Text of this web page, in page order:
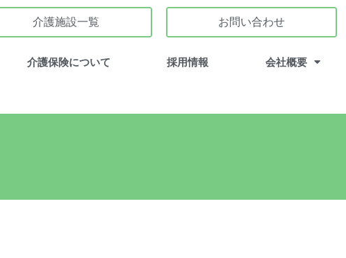
介護施設一覧 お問い合わせ
介護保険について 採用情報 会社概要